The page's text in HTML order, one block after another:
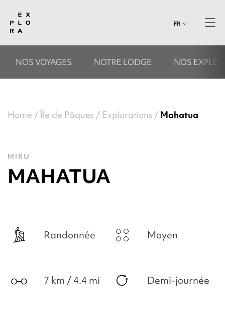
FR
NOS VOYAGES NOTRE LODGE NOS
Home Île de Pâques Explorations Mahatua
MIRU
MAHATUA
Randonnée Moyen
7 km / 4.4 mi Demi-journée